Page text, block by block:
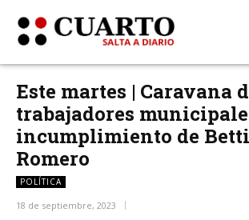
Este martes | Caravana
trabajadores
incumplimiento de
Romero
POLÍTICA
18 de septiembre, 2023